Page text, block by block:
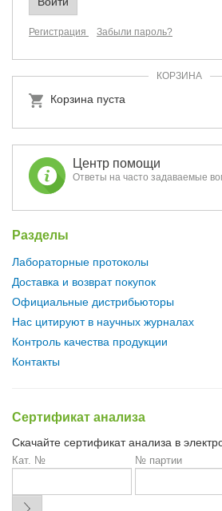
Регистрация Забыли пароль?
КОРЗИНА
Корзина пуста
Центр помощи
Ответы на часто задаваемые
Разделы
Лабораторные протоколы
Доставка и возврат покупок
Официальные дистрибьюторы
Нас цитируют в научных журналах
Контроль качества продукции
Контакты
Сертификат анализа
Скачайте сертификат анализа в
Кат. № № партии